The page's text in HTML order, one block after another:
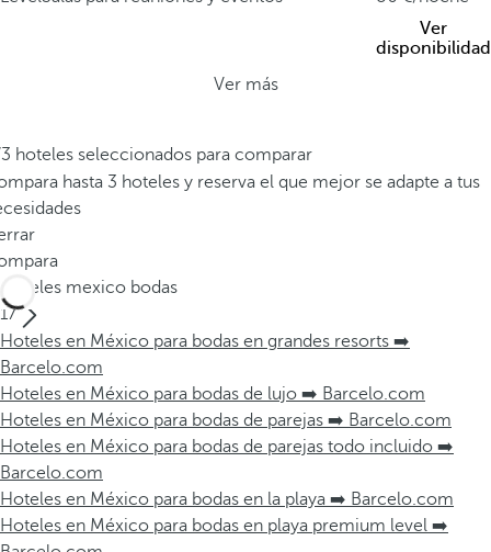
Ver
disponibilidad
Ver más
hoteles seleccionados para comparar
hasta 3 hoteles y reserva el que mejor se adapte a tus
Hoteles mexico bodas
17
Hoteles en México para bodas en grandes resorts ➡️
Barcelo.com
Hoteles en México para bodas de lujo ➡️ Barcelo.com
Hoteles en México para bodas de parejas ➡️ Barcelo.com
Hoteles en México para bodas de parejas todo incluido ➡️
Barcelo.com
Hoteles en México para bodas en la playa ➡️ Barcelo.com
Hoteles en México para bodas en playa premium level ➡️